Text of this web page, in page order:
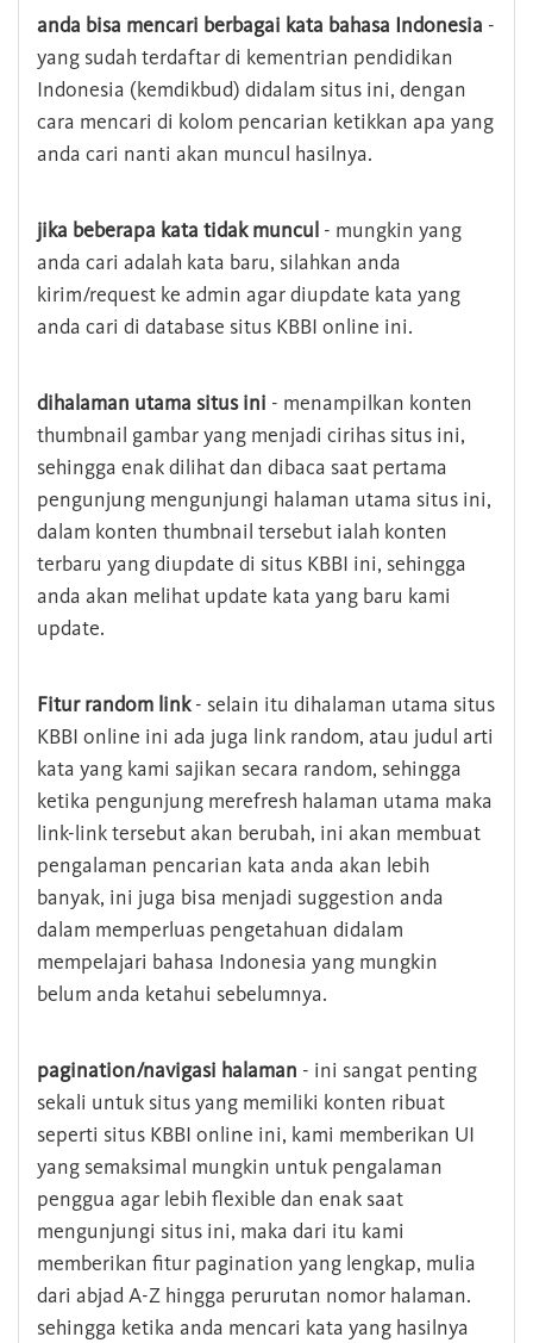
anda bisa mencari berbagai kata bahasa Indonesia -
yang sudah terdaftar di kementrian pendidikan
Indonesia (kemdikbud) didalam situs ini, dengan
cara mencari di kolom pencarian ketikkan apa yang
anda cari nanti akan muncul hasilnya.
jika beberapa kata tidak muncul - mungkin yang
anda cari adalah kata baru, silahkan anda
kirim/request ke admin agar diupdate kata yang
anda cari di database situs KBBI online ini.
dihalaman utama situs ini - menampilkan konten
thumbnail gambar yang menjadi cirihas situs ini,
sehingga enak dilihat dan dibaca saat pertama
pengunjung mengunjungi halaman utama situs ini,
dalam konten thumbnail tersebut ialah konten
terbaru yang diupdate di situs KBBI ini, sehingga
anda akan melihat update kata yang baru kami
update.
Fitur random link- selain itu dihalaman utama situs
KBBI online ini ada juga link random, atau judul arti
kata yang kami sajikan secara random, sehingga
ketika pengunjung merefresh halaman utama maka
link-link tersebut akan berubah, ini akan membuat
pengalaman pencarian kata anda akan lebih
banyak, ini juga bisa menjadi suggestion anda
dalam memperluas pengetahuan didalam
mempelajari bahasa Indonesia yang mungkin
belum anda ketahui sebelumnya.
pagination/navigasi halaman - ini sangat penting
sekali untuk situs yang memiliki konten ribuat
seperti situs KBBI online ini, kami memberikan UI
yang semaksimal mungkin untuk pengalaman
penggua agar lebih flexible dan enak saat
mengunjungi situs ini, maka dari itu kami
memberikan fitur pagination yang lengkap, mulia
dari abjad A-Z hingga perurutan nomor halaman.
sehingga ketika anda mencari kata yang hasilnya